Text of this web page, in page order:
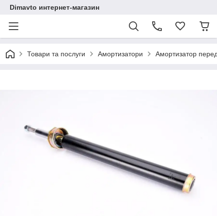
Dimavto интернет-магазин
Товари та послуги Амортизатори Амортизатор